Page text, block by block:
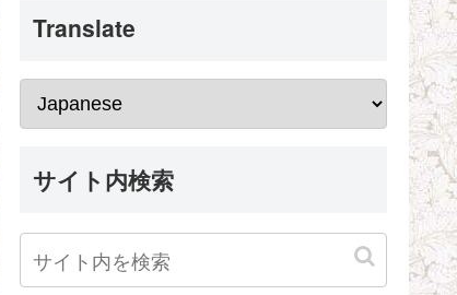
Translate
サイト内検索